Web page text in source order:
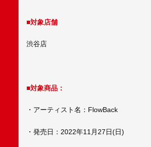
■対象店舗
渋谷店
■対象商品：
・アーティスト名：FlowBack
・発売日：2022年11月27日(日)